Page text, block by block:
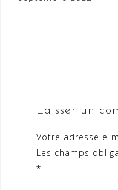
l’article
Laisser un
Votre adresse e-
Les champs
*